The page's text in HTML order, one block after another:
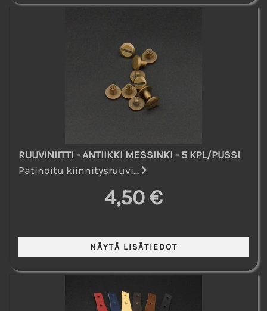
RUUVINIITTI - ANTIIKKI MESSINKI - 5 KPL/PUSSI
Patinoitu kiinnitysruuvi...
4,50 €